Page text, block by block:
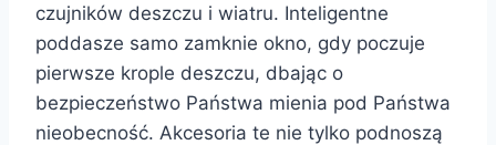
czujników deszczu i wiatru. Inteligentne
poddasze samo zamknie okno, gdy poczuje
pierwsze krople deszczu, dbając o
bezpieczeństwo Państwa mienia pod Państwa
nieobecność. Akcesoria te nie tylko podnoszą